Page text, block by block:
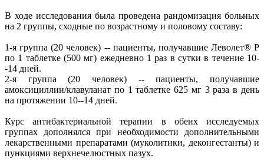
В ходе исследования была проведена рандомизация больных
на 2 группы, сходные по возрастному и половому составу:
1-я группа (20 человек) -- пациенты, получавшие Леволет® Р
по 1 таблетке (500 мг) ежедневно 1 раз в сутки в течение 10-
-14 дней.
2-я группа (20 человек) -- пациенты, получавшие
амоксициллин/клавуланат по 1 таблетке 625 мг 3 раза в день
на протяжении 10--14 дней.
Курс антибактериальной терапии в обеих исследуемых
группах дополнялся при необходимости дополнительными
лекарственными препаратами (муколитики, деконгестанты) и
пункциями верхнечелюстных пазух.